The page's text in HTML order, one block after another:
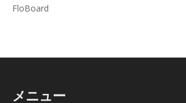
FloBoard
メニュー